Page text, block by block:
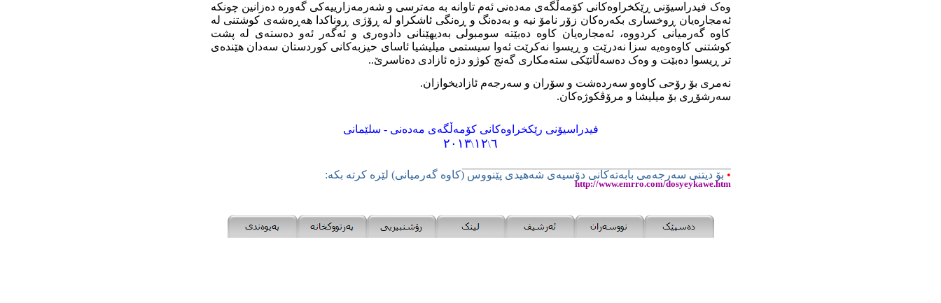
وەک فیدراسیۆنی ڕێکخراوەکانى کۆمەڵگەى مەدەنى ئەم تاوانە بە مەترسی و شەرمەزارییەکی گەورە دەزانین چونکە
ئەمجارەیان ڕوخساری بکەرەکان زۆر نامۆ نیە و بەدەنگ و ڕەنگى ئاشکراو لە ڕۆژی ڕوناکدا هەڕەشەی کوشتنى لە
کاوە گەرمیانی کردووە، ئەمجارەیان کاوە دەبێتە سومبولی بەدیهێنانی دادوەری و ئەگەر ئەو دەستەی لە پشت
کوشتنی کاوەوەیە سزا نەدرێت و ڕیسوا نەکرێت ئەوا سیستمی میلیشیا ئاسای حیزبەکانی کوردستان سەدان هێندەی
تر ڕیسوا دەبێت و وەک دەسەڵاتێکی ستەمکاری گەنج کوژو دژە ئازادی دەناسرێ..
نەمری بۆ رۆحی کاوەو سەردەشت و سۆران و سەرجەم ئازادیخوازان.
سەرشۆڕی بۆ میلیشا و مرۆڤکوژەکان.
فیدراسیۆنی رێکخراوەکانی کۆمەڵگەی مەدەنی - سلێمانی
٦\١٢\٢٠١٣
• بۆ دیتنی سەرجەمی بابەتەکانی دۆسیەی شەهیدی پێنووس (کاوە گەرمیانی) لێرە کرتە بکە:
http://www.emrro.com/dosyeykawe.htm